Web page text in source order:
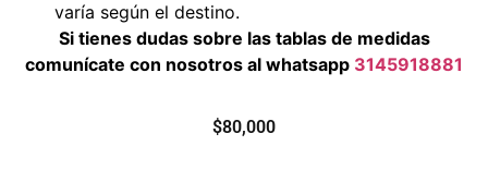
varía según el destino.
Si tienes dudas sobre las tablas de medidas
comunícate con nosotros al whatsapp 3145918881
$80,000